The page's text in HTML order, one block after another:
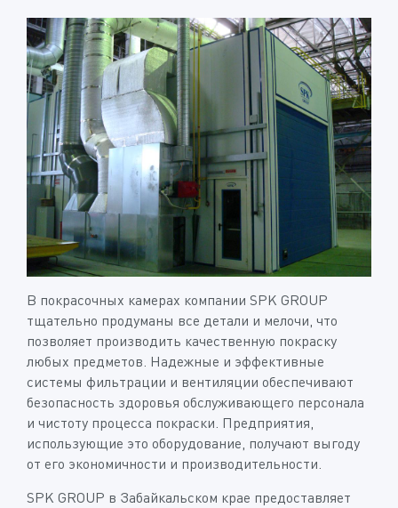
В покрасочных камерах компании SPK GROUP
тщательно продуманы все детали и мелочи, что
позволяет производить качественную покраску
любых предметов. Надежные и эффективные
системы фильтрации и вентиляции обеспечивают
безопасность здоровья обслуживающего персонала
и чистоту процесса покраски. Предприятия,
использующие это оборудование, получают выгоду
от его экономичности и производительности.
SPK GROUP в Забайкальском крае предоставляет